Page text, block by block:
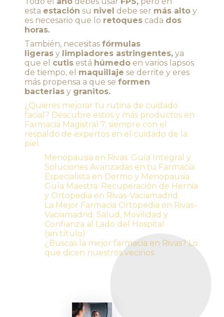
esta estación su nivel debe ser más alto y
es necesario que lo retoques cada dos
horas.
También, necesitasfórmulas
ligeras y limpiadores astringentes, ya
que el cutis está húmedo en varios lapsos
de tiempo, el maquillaje se derrite y eres
más propensa a que seformen
bacterias y granitos.
¿Quieres mejorar tu rutina de cuidado
facial? Descubre estos y más productos en
Farmacia Magistral 7, siempre con el
respaldo de expertos en el cuidado de la
piel.
Menopausia en Rivas: Guía Integral y
Soluciones Avanzadas en tu Farmacia
Especialista en Dermo y Menopausia
Guía Maestra: Recuperación de Hernia
y Ortopedia en Rivas-Vaciamadrid
La Mejor Farmacia Ortopedia en Rivas-
Vaciamadrid: Salud, Movilidad y
Confianza al Lado del Hospital
(sin título)
¿Buscas la mejor farmacia en Rivas? Lo
que dicen nuestros vecinos